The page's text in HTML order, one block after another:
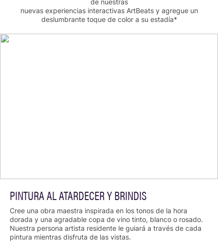
nuevas experiencias interactivas ArtBeats y agregue un
deslumbrante toque de color a su estadía*
PINTURA AL ATARDECER Y BRINDIS
Cree una obra maestra inspirada en los tonos de la hora
dorada y una agradable copa de vino tinto, blanco o rosado.
Nuestra persona artista residente le guiará a través de cada
pintura mientras disfruta de las vistas.